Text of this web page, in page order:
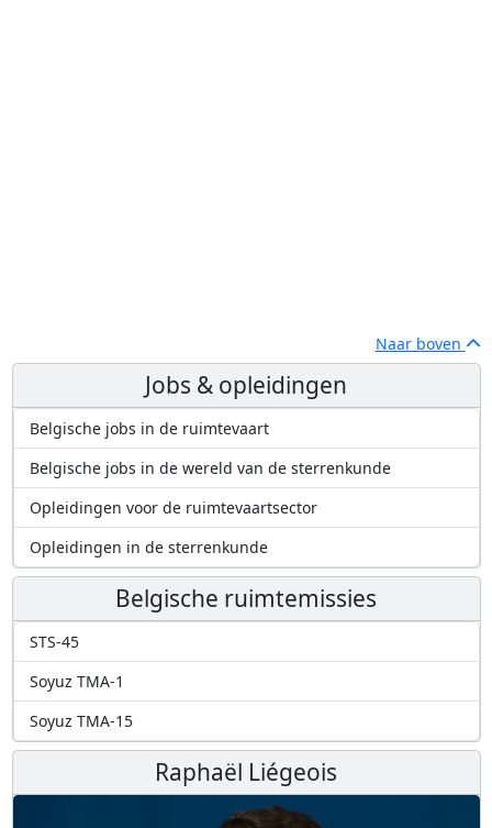
Naar boven
Jobs & opleidingen
Belgische jobs in de ruimtevaart
Belgische jobs in de wereld van de sterrenkunde
Opleidingen voor de ruimtevaartsector
Opleidingen in de sterrenkunde
Belgische ruimtemissies
STS-45
Soyuz TMA-1
Soyuz TMA-15
Raphaël Liégeois